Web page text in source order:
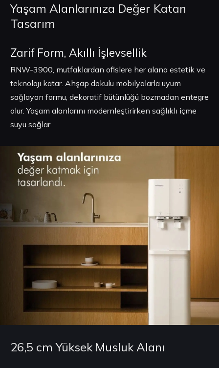
Yaşam Alanlarınıza Değer Katan
Tasarım
Zarif Form, Akıllı İşlevsellik
RNW-3900, mutfaklardan ofislere her alana estetik ve
teknoloji katar. Ahşap dokulu mobilyalarla uyum
sağlayan formu, dekoratif bütünlüğü bozmadan entegre
olur. Yaşam alanlarını modernleştirirken sağlıklı içme
suyu sağlar.
26,5 cm Yüksek Musluk Alanı